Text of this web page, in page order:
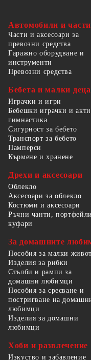
Автомобили и части
Части и аксесоари за
превозни средства
Гаражно оборудване и
инструменти
Превозни средства
Бебета и малки деца
Играчки и игри
Бебешки играчки и
гимнастика
Сигурност за бебето
Транспорт за бебето
Памперси
Кърмене и хранене
Дрехи и аксесоари
Облекло
Аксесоари за облекло
Костюми и аксесоари
Ръчни чанти,
куфари
За домашните
Пособия за малки
Изделия за рибки
Стълби и рампи за
домашни любимци
Пособия за сресване и
постригване на
любимци
Изделия за домашни
любимци
Хоби и развлечение
Изкуство и забавление